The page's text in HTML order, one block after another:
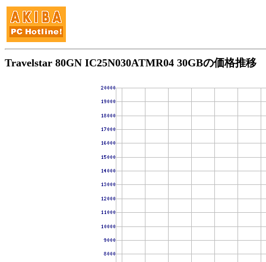
Travelstar 80GN IC25N030ATMR04 30GBの価格推移